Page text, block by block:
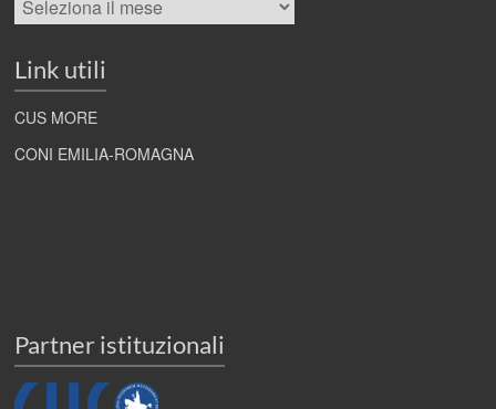
Link utili
CUS MORE
CONI EMILIA-ROMAGNA
Partner istituzionali